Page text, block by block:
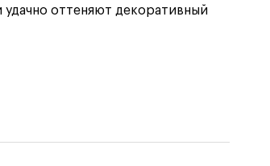
оттеняют декоративный